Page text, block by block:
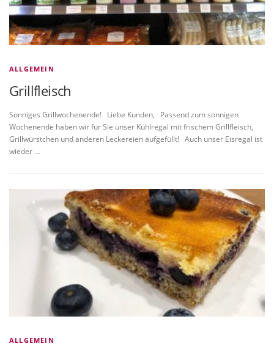
ALLGEMEIN
Grillfleisch
Sonniges Grillwochenende! Liebe Kunden, Passend zum sonnigen
Wochenende haben wir für Sie unser Kühlregal mit frischem Grillfleisch,
Grillwürstchen und anderen Leckereien aufgefüllt! Auch unser Eisregal ist
wieder …
ALLGEMEIN